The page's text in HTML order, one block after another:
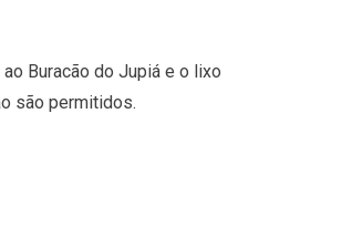
Buracão do Jupiá e o lixo
são permitidos.